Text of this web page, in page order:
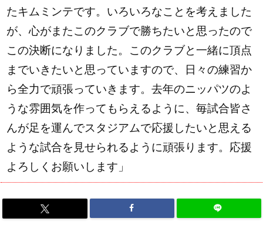
たキムミンテです。いろいろなことを考えました
が、心がまたこのクラブで勝ちたいと思ったので
この決断になりました。このクラブと一緒に頂点
までいきたいと思っていますので、日々の練習か
ら全力で頑張っていきます。去年のニッパツのよ
うな雰囲気を作ってもらえるように、毎試合皆さ
んが足を運んでスタジアムで応援したいと思える
ような試合を見せられるように頑張ります。応援
よろしくお願いします」